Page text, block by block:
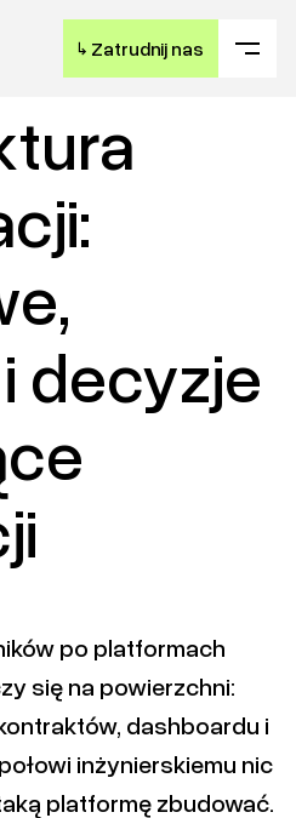
↳ Zatrudnij nas
decyzje
po platformach
się na powierzchni:
dashboardu i
inżynierskiemu nic
platformę zbudować.